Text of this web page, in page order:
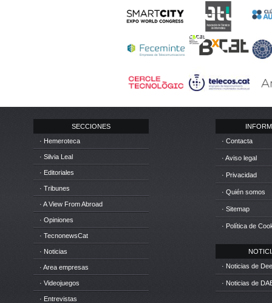
SECCIONES
· Hemeroteca
· Silvia Leal
· Editoriales
· Tribunes
· A View From Abroad
· Opiniones
· TecnonewsCat
· Noticias
· Area empresas
· Videojuegos
· Entrevistas
· Contacta
· Aviso legal
· Privacidad
· Quién somos
· Sitemap
· Política de
· Noticias de
· Noticias de